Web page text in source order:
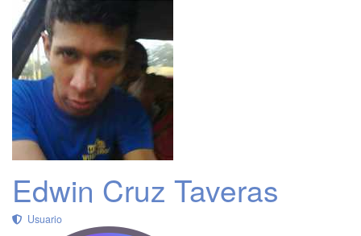
Edwin Cruz Taveras
Usuario